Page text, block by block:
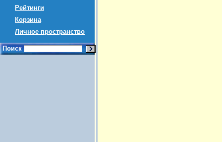
Рейтинги
Корзина
Личное пространство
Поиск